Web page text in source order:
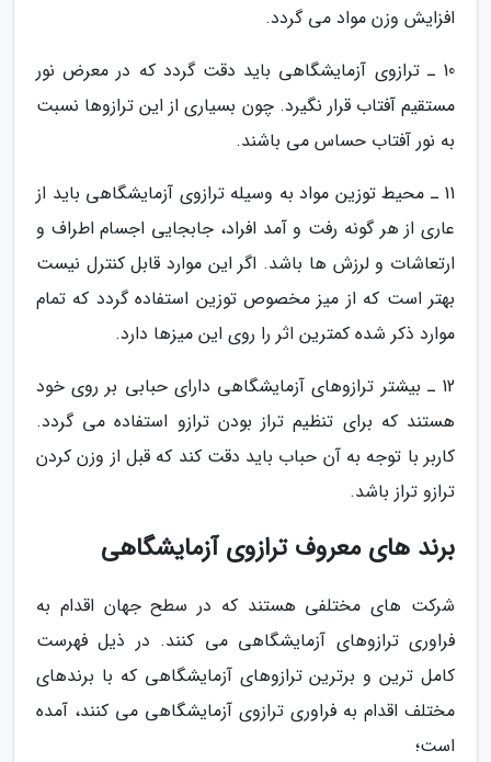
افزایش وزن مواد می گردد.
10 ـ ترازوی آزمایشگاهی باید دقت گردد که در معرض نور
مستقیم آفتاب قرار نگیرد. چون بسیاری از این ترازوها نسبت
به نور آفتاب حساس می باشند.
11 ـ محیط توزین مواد به وسیله ترازوی آزمایشگاهی باید از
عاری از هر گونه رفت و آمد افراد، جابجایی اجسام اطراف و
ارتعاشات و لرزش ها باشد. اگر این موارد قابل کنترل نیست
بهتر است که از میز مخصوص توزین استفاده گردد که تمام
موارد ذکر شده کمترین اثر را روی این میزها دارد.
12 ـ بیشتر ترازوهای آزمایشگاهی دارای حبابی بر روی خود
هستند که برای تنظیم تراز بودن ترازو استفاده می گردد.
کاربر با توجه به آن حباب باید دقت کند که قبل از وزن کردن
ترازو تراز باشد.
برند های معروف ترازوی آزمایشگاهی
شرکت های مختلفی هستند که در سطح جهان اقدام به
فراوری ترازوهای آزمایشگاهی می کنند. در ذیل فهرست
کامل ترین و برترین ترازوهای آزمایشگاهی که با برندهای
مختلف اقدام به فراوری ترازوی آزمایشگاهی می کنند، آمده
است؛